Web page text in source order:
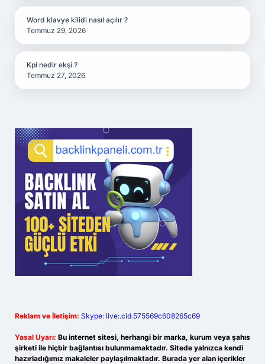
Word klavye kilidi nasıl açılır ?
Temmuz 29, 2026
Kpi nedir ekşi ?
Temmuz 27, 2026
Reklam ve İletişim: Skype: live:.cid.575569c608265c69
Yasal Uyarı: Bu internet sitesi, herhangi bir marka, kurum veya şahıs
şirketi ile hiçbir bağlantısı bulunmamaktadır. Sitede yalnızca kendi
hazırladığımız makaleler paylaşılmaktadır. Burada yer alan içerikler